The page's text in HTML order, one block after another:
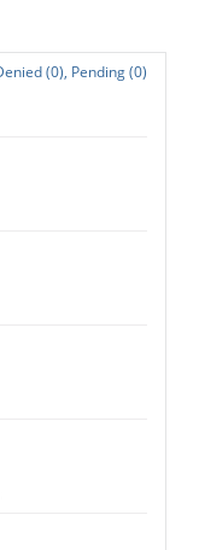
(0), Pending (0)